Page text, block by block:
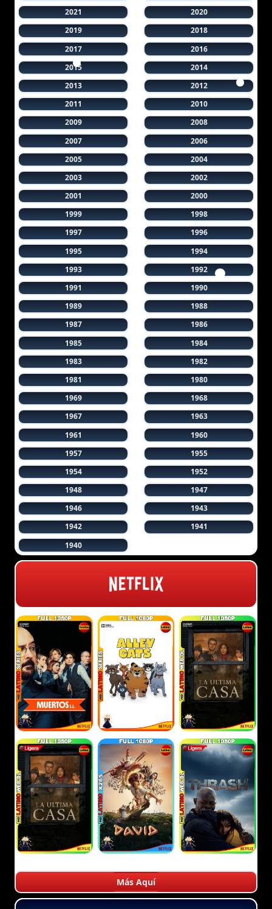
2021
2020
2019
2018
2017
2016
2015
2014
2013
2012
2011
2010
2009
2008
2007
2006
2005
2004
2003
2002
2001
2000
1999
1998
1997
1996
1995
1994
1993
1992
1991
1990
1989
1988
1987
1986
1985
1984
1983
1982
1981
1980
1969
1968
1967
1963
1961
1960
1957
1955
1954
1952
1948
1947
1946
1943
1942
1941
1940
Más Aquí